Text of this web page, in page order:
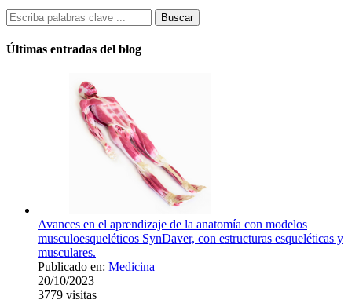
Últimas entradas del blog
Avances en el aprendizaje de la anatomía con modelos
musculoesqueléticos SynDaver, con estructuras esqueléticas y
musculares.
Publicado en: Medicina
20/10/2023
3779 visitas